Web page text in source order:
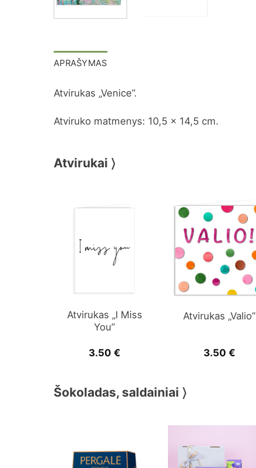
APRAŠYMAS
Atvirukas „Venice”.
Atviruko matmenys: 10,5 x 14,5 cm.
Atvirukai 〉
Atvirukas „I Miss
You”
3.50 €
Atvirukas „Valio”
3.50 €
Šokoladas, saldainiai 〉